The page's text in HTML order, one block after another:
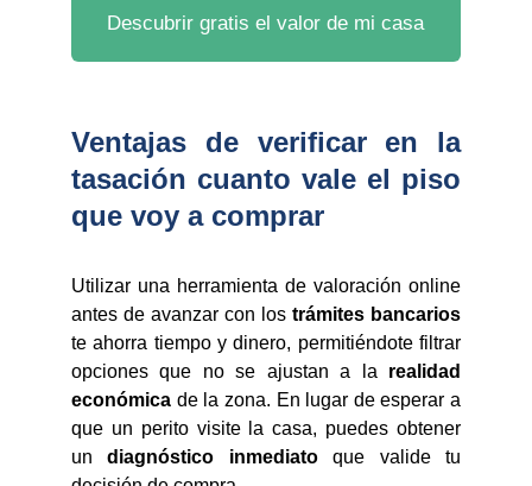
Descubrir gratis el valor de mi casa
Ventajas de verificar en la
tasación cuanto vale el piso
que voy a comprar
Utilizar una herramienta de valoración online
antes de avanzar con los trámites bancarios
te ahorra tiempo y dinero, permitiéndote filtrar
opciones que no se ajustan a la realidad
económica de la zona. En lugar de esperar a
que un perito visite la casa, puedes obtener
undiagnóstico inmediatoque valide tu